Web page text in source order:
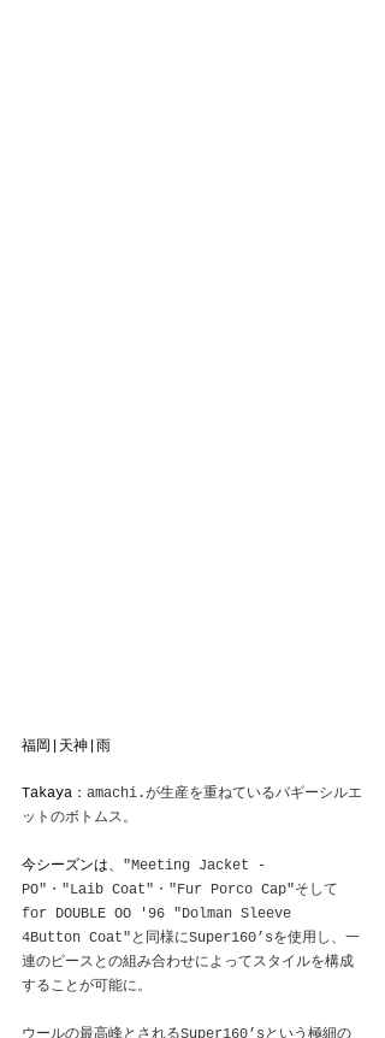
福岡|天神|雨
Takaya： amachi.が生産を重ねているバギーシルエ
ットのボトムス。
今シーズンは、 "Meeting Jacket -
PO"・"Laib Coat"・"Fur Porco Cap"そして
for DOUBLE OO '96 "Dolman Sleeve
4Button Coat"と同様にSuper160’sを使用し、一
連のピースとの組み合わせによってスタイルを構成
することが可能に。